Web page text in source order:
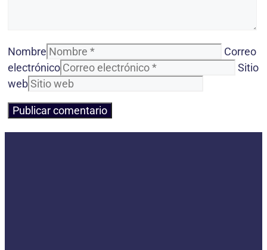
Nombre
Correo
electrónico
Sitio
web